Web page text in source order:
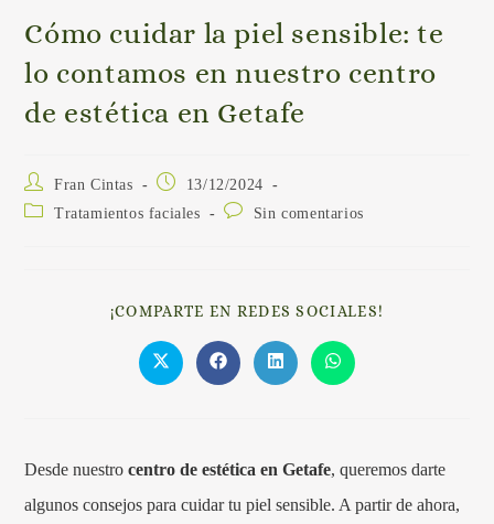
Cómo cuidar la piel sensible: te
lo contamos en nuestro centro
de estética en Getafe
Fran Cintas
13/12/2024
Tratamientos faciales
Sin comentarios
¡COMPARTE EN REDES SOCIALES!
Desde nuestrocentro de estética en Getafe, queremos darte
algunos consejos para cuidar tu piel sensible. A partir de ahora,